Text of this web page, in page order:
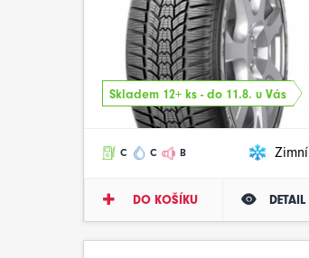
Skladem 12+ ks - do 11.8. u Vás
C C B Zimní
DO KOŠÍKU DETAIL